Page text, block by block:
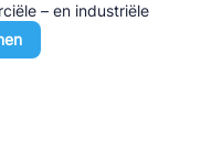
– en industriële
zuigercompressoren